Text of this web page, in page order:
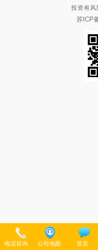
投资有风
苏ICP
电话咨询 公司地图 首页